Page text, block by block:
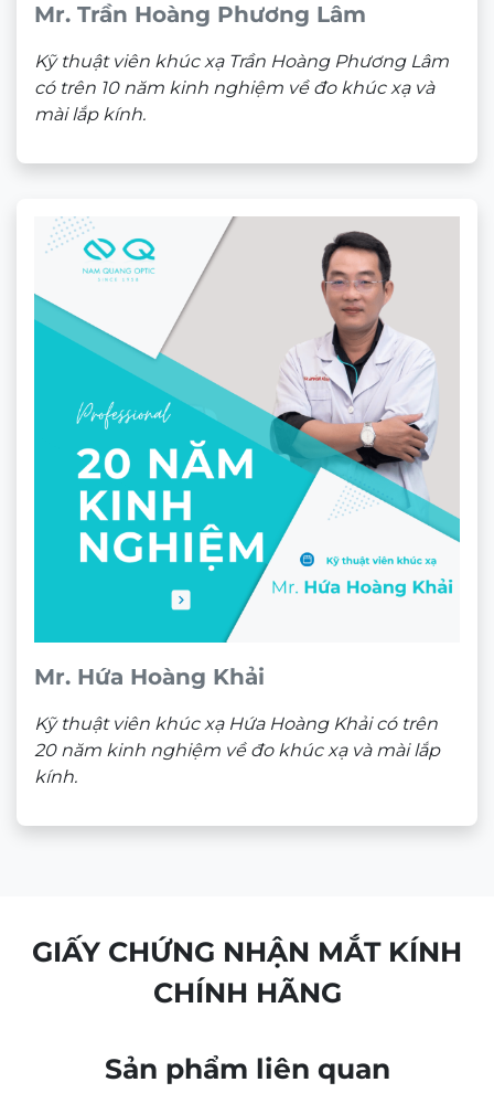
Mr. Trần Hoàng Phương Lâm
Kỹ thuật viên khúc xạ Trần Hoàng Phương Lâm
có trên 10 năm kinh nghiệm về đo khúc xạ và
mài lắp kính.
Mr. Hứa Hoàng Khải
Kỹ thuật viên khúc xạ Hứa Hoàng Khải có trên
20 năm kinh nghiệm về đo khúc xạ và mài lắp
kính.
GIẤY CHỨNG NHẬN MẮT KÍNH
CHÍNH HÃNG
Sản phẩm liên quan